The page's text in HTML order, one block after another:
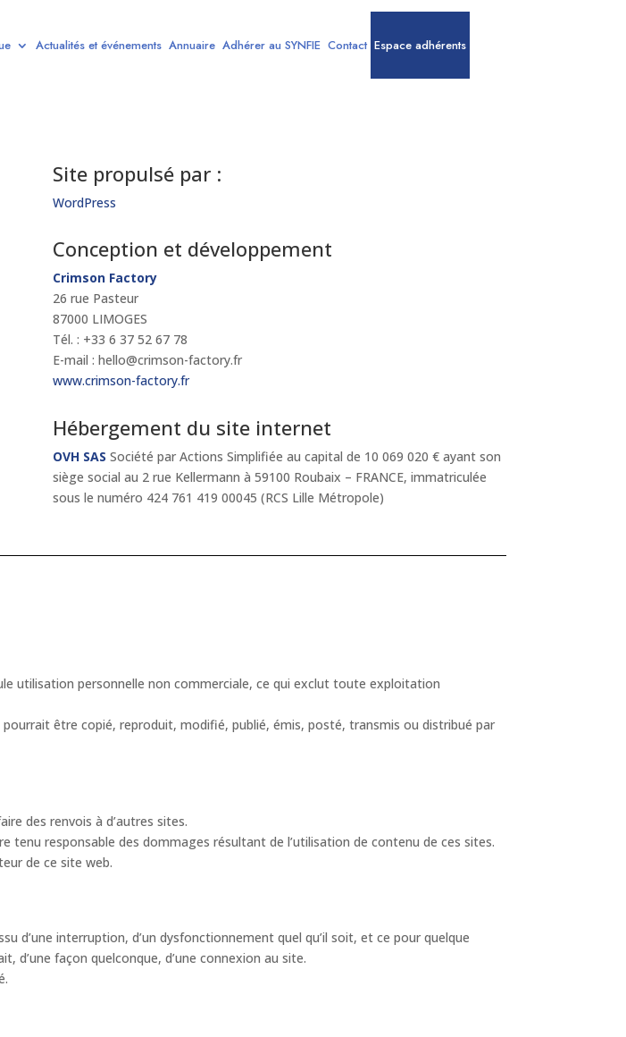
Actualités et événements Annuaire Adhérer au SYNFIE Contact Espace adhérents
Site propulsé par :
WordPress
Conception et développement
Crimson Factory
26 rue Pasteur
87000 LIMOGES
Tél. : +33 6 37 52 67 78
E-mail : hello@crimson-factory.fr
www.crimson-factory.fr
Hébergement du site internet
OVH SAS Société par Actions Simplifiée au capital de 10 069 020 € ayant son
siège social au 2 rue Kellermann à 59100 Roubaix – FRANCE, immatriculée
sous le numéro 424 761 419 00045 (RCS Lille Métropole)
utilisation personnelle non commerciale, ce qui exclut toute exploitation
être copié, reproduit, modifié, publié, émis, posté, transmis ou distribué par
des renvois à d’autres sites.
responsable des dommages résultant de l’utilisation de contenu de ces sites.
de ce site web.
interruption, d’un dysfonctionnement quel qu’il soit, et ce pour quelque
façon quelconque, d’une connexion au site.